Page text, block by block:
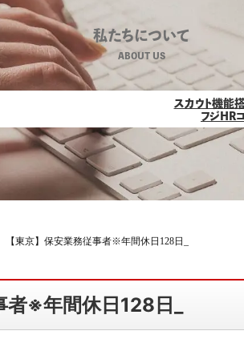
私たちについて
ABOUT US
スカウト機能
フジHR
【東京】保安業務従事者※
【東京】保安業務従事者※年間休日128日_
者※年間休日128日_